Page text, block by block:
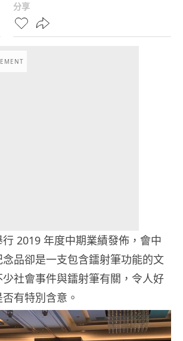
分享
2019 年度中期業績發佈，會中
品卻是一支包含鐳射筆功能的文
社會事件與鐳射筆有關，令人好
有特別含意。